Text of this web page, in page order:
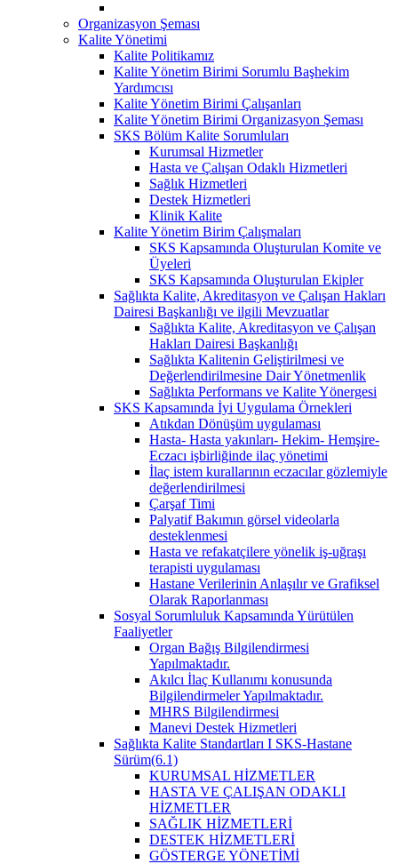
Organizasyon Şeması
Kalite Yönetimi
Kalite Politikamız
Kalite Yönetim Birimi Sorumlu Başhekim
Yardımcısı
Kalite Yönetim Birimi Çalışanları
Kalite Yönetim Birimi Organizasyon Şeması
SKS Bölüm Kalite Sorumluları
Kurumsal Hizmetler
Hasta ve Çalışan Odaklı Hizmetleri
Sağlık Hizmetleri
Destek Hizmetleri
Klinik Kalite
Kalite Yönetim Birim Çalışmaları
SKS Kapsamında Oluşturulan Komite ve
Üyeleri
SKS Kapsamında Oluşturulan Ekipler
Sağlıkta Kalite, Akreditasyon ve Çalışan Hakları
Dairesi Başkanlığı ve ilgili Mevzuatlar
Sağlıkta Kalite, Akreditasyon ve Çalışan
Hakları Dairesi Başkanlığı
Sağlıkta Kalitenin Geliştirilmesi ve
Değerlendirilmesine Dair Yönetmenlik
Sağlıkta Performans ve Kalite Yönergesi
SKS Kapsamında İyi Uygulama Örnekleri
Atıkdan Dönüşüm uygulaması
Hasta- Hasta yakınları- Hekim- Hemşire-
Eczacı işbirliğinde ilaç yönetimi
İlaç istem kurallarının eczacılar gözlemiyle
değerlendirilmesi
Çarşaf Timi
Palyatif Bakımın görsel videolarla
desteklenmesi
Hasta ve refakatçilere yönelik iş-uğraşı
terapisti uygulaması
Hastane Verilerinin Anlaşılır ve Grafiksel
Olarak Raporlanması
Sosyal Sorumluluk Kapsamında Yürütülen
Faaliyetler
Organ Bağış Bilgilendirmesi
Yapılmaktadır.
Akılcı İlaç Kullanımı konusunda
Bilgilendirmeler Yapılmaktadır.
MHRS Bilgilendirmesi
Manevi Destek Hizmetleri
Sağlıkta Kalite Standartları I SKS-Hastane
Sürüm(6.1)
KURUMSAL HİZMETLER
HASTA VE ÇALIŞAN ODAKLI
HİZMETLER
SAĞLIK HİZMETLERİ
DESTEK HİZMETLERİ
GÖSTERGE YÖNETİMİ